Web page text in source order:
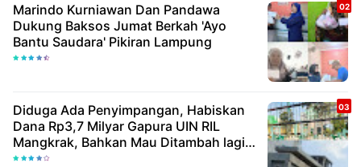
Marindo Kurniawan Dan Pandawa
Dukung Baksos Jumat Berkah 'Ayo
Bantu Saudara' Pikiran Lampung
Diduga Ada Penyimpangan, Habiskan
Dana Rp3,7 Milyar Gapura UIN RIL
Mangkrak, Bahkan Mau Ditambah lagi 7
Milyar